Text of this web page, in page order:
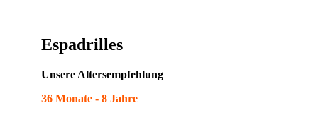
Espadrilles
Unsere Altersempfehlung
36 Monate - 8 Jahre